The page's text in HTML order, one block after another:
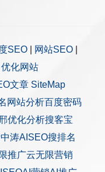
SEO 网站SEO
优化网站
文章 SiteMap
网站分析百度密码
优化分析搜客宝
中涛AISEO搜排名
推广云无限营销